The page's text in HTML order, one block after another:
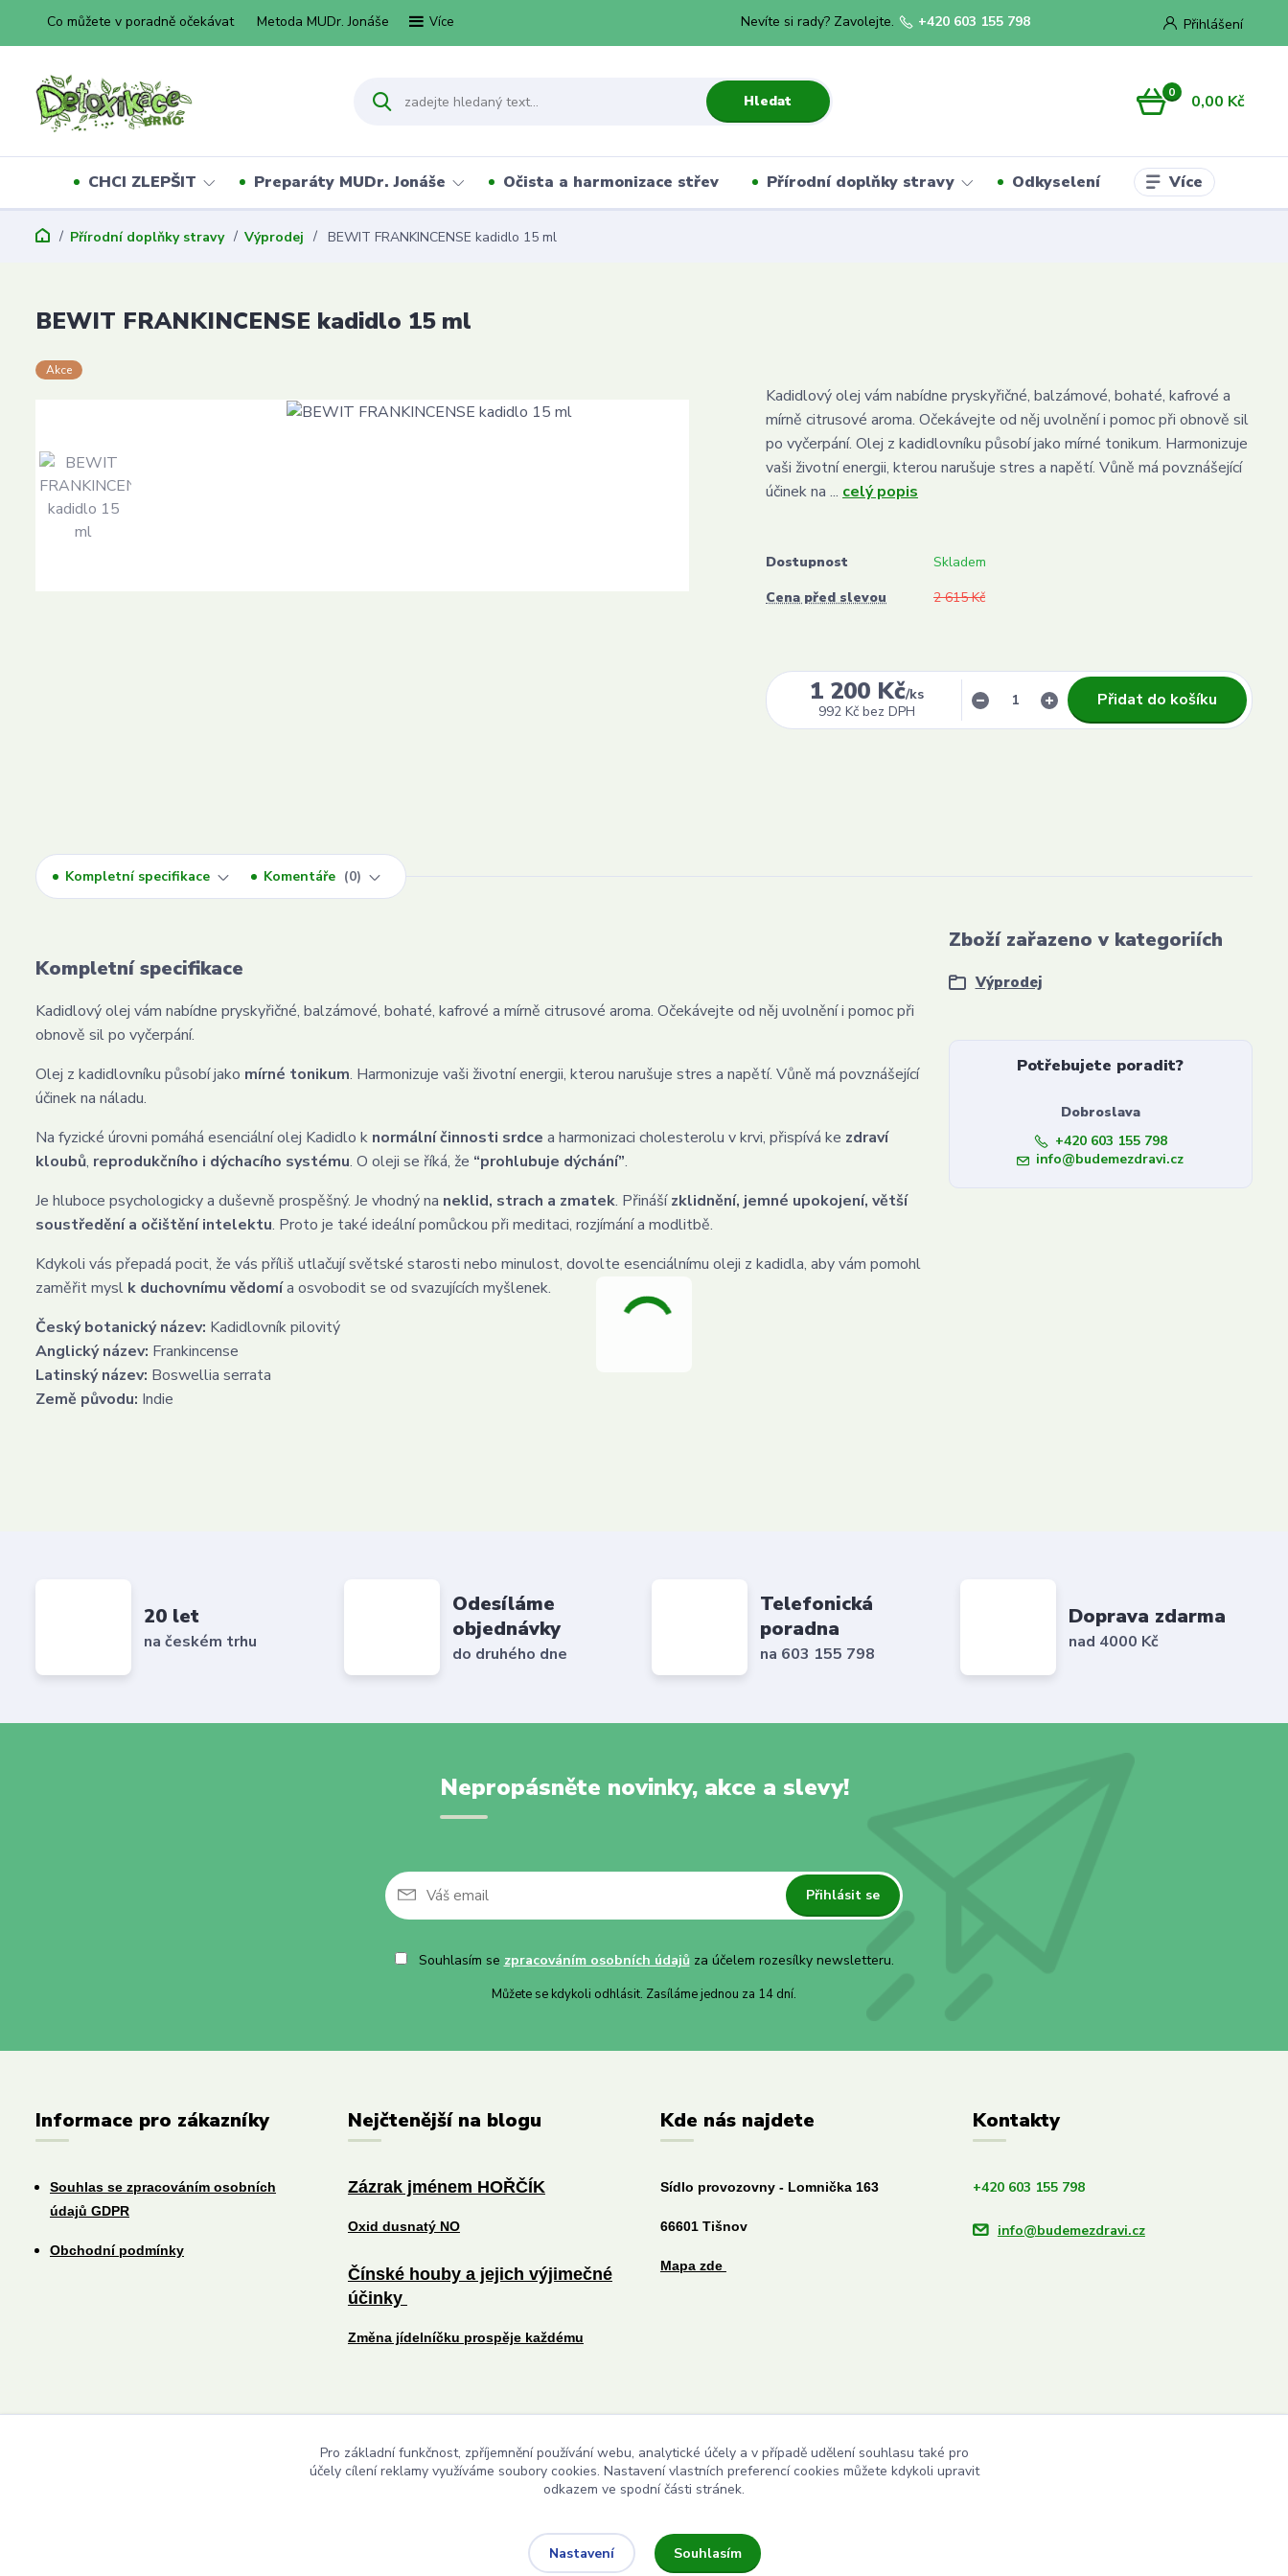
Co můžete v poradně očekávat Metoda MUDr. Jonáše Více Přihlášení
Hledat
Nevíte si rady? Zavolejte. +420 603 155 798
0 0,00 Kč
CHCI ZLEPŠIT Preparáty MUDr. Jonáše Očista a harmonizace střev Přírodní doplňky stravy Odkyselení Více
Přírodní doplňky stravy Výprodej BEWIT FRANKINCENSE kadidlo 15 ml
BEWIT FRANKINCENSE kadidlo 15 ml
Akce
Kadidlový olej vám nabídne pryskyřičné, balzámové, bohaté, kafrové a
mírně citrusové aroma. Očekávejte od něj uvolnění i pomoc při obnově sil
po vyčerpání. Olej z kadidlovníku působí jako mírné tonikum. Harmonizuje
vaši životní energii, kterou narušuje stres a napětí. Vůně má povznášející
účinek na ... celý popis
Dostupnost
Skladem
Cena před slevou
2 615 Kč
1 200 Kč/ks
992 Kč bez DPH
Přidat do košíku
Kompletní specifikace Komentáře 0
Kompletní specifikace
Kadidlový olej vám nabídne pryskyřičné, balzámové, bohaté, kafrové a mírně citrusové aroma. Očekávejte od něj uvolnění i pomoc při
obnově sil po vyčerpání.
Olej z kadidlovníku působí jako mírné tonikum. Harmonizuje vaši životní energii, kterou narušuje stres a napětí. Vůně má povznášející
účinek na náladu.
Na fyzické úrovni pomáhá esenciální olej Kadidlo k normální činnosti srdce a harmonizaci cholesterolu v krvi, přispívá ke zdraví
kloubů, reprodukčního i dýchacího systému. O oleji se říká, že “prohlubuje dýchání”.
Je hluboce psychologicky a duševně prospěšný. Je vhodný na neklid, strach a zmatek. Přinášízklidnění, jemné upokojení, větší
soustředění a očištění intelektu. Proto je také ideální pomůckou při meditaci, rozjímání a modlitbě.
Kdykoli vás přepadá pocit, že vás příliš utlačují světské starosti nebo minulost, dovolte esenciálnímu oleji z kadidla, aby vám pomohl
zaměřit mysl k duchovnímu vědomía osvobodit se od svazujících myšlenek.
Český botanický název: Kadidlovník pilovitý
Anglický název: Frankincense
Latinský název: Boswellia serrata
Země původu: Indie
Zboží zařazeno v kategoriích
Výprodej
Potřebujete poradit?
Dobroslava
+420 603 155 798
info@budemezdravi.cz
20 let
na českém trhu
Odesíláme
objednávky
do druhého dne
Telefonická
poradna
na 603 155 798
Doprava zdarma
nad 4000 Kč
Nepropásněte novinky, akce a slevy!
Přihlásit se
Souhlasím se zpracováním osobních údajůza účelem rozesílky newsletteru.
Můžete se kdykoli odhlásit. Zasíláme jednou za 14 dní.
Informace pro zákazníky
Souhlas se zpracováním osobních
údajů GDPR
Obchodní podmínky
Nejčtenější na blogu
Zázrak jménem HOŘČÍK
Oxid dusnatý NO
Čínské houby a jejich výjimečné
účinky
Změna jídelníčku prospěje každému
Kde nás najdete
Sídlo provozovny - Lomnička 163
66601 Tišnov
Mapa zde
Kontakty
+420 603 155 798
info@budemezdravi.cz
Upravit sběr cookies.
Pro základní funkčnost, zpříjemnění používání webu, analytické účely a v případě udělení souhlasu také pro
účely cílení reklamy využíváme soubory cookies. Nastavení vlastních preferencí cookies můžete kdykoli upravit
odkazem ve spodní části stránek.
Nastavení Souhlasím